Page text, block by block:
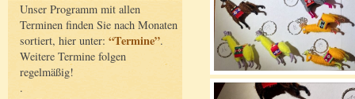
Unser Programm mit allen
Terminen finden Sie nach Monaten
sortiert, hier unter: “Termine”.
Weitere Termine folgen
regelmäßig!
.